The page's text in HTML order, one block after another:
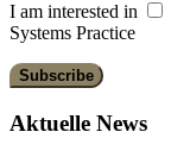
I am interested in
Systems Practice
Aktuelle News